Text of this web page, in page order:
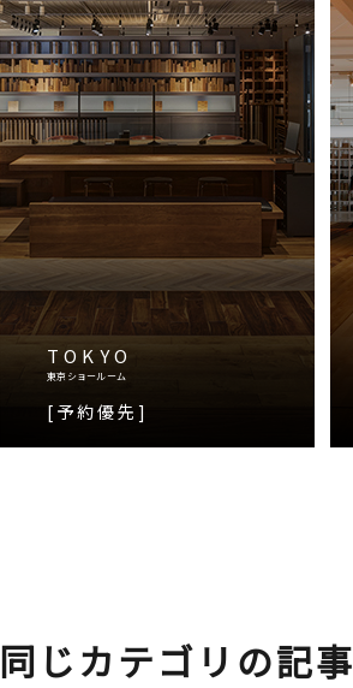
TOKYO
東京ショールーム
[予約優先]
同じカテゴリの記事